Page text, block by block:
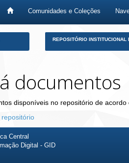
Comunidades e Coleções
REPOSITÓRIO INSTITUCIONAL
documentos
disponíveis no repositório de acordo
repositório
Central
Digital - GID